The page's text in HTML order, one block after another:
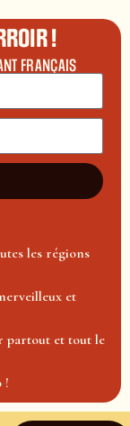
!
FRANÇAIS
les régions
et
partout et tout le
!